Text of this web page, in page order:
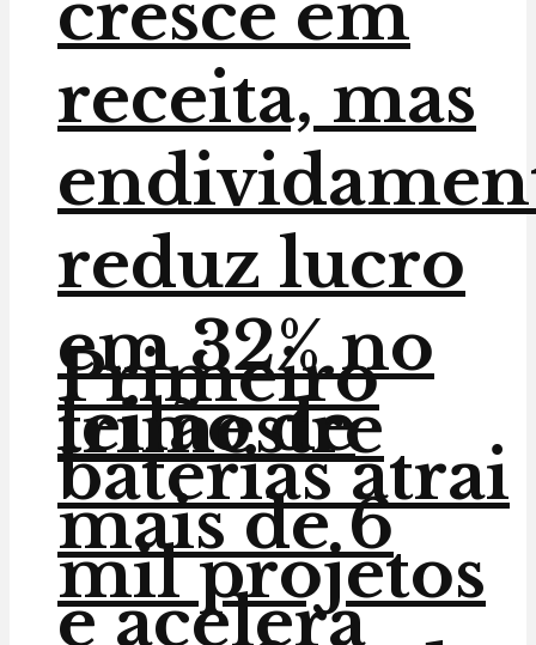
Primeiro
leilão de
baterias atrai
mais de 6
mil projetos
e acelera
receita, mas
reduz lucro
em 32% no
trimestre